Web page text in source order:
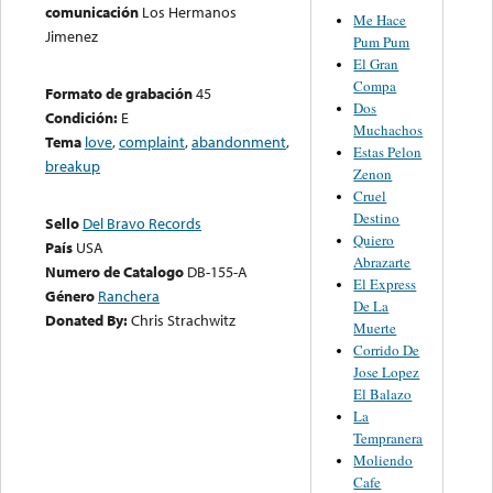
comunicación Los Hermanos
Jimenez
Formato de grabación45
Condición: E
Tema love,complaint,abandonment,
breakup
Sello Del Bravo Records
País USA
Numero de Catalogo DB-155-A
Género Ranchera
Donated By:Chris Strachwitz
Me Hace
Pum Pum
El Gran
Compa
Dos
Muchachos
Estas Pelon
Zenon
Cruel
Destino
Quiero
Abrazarte
El Express
De La
Muerte
Corrido De
Jose Lopez
El Balazo
La
Tempranera
Moliendo
Cafe